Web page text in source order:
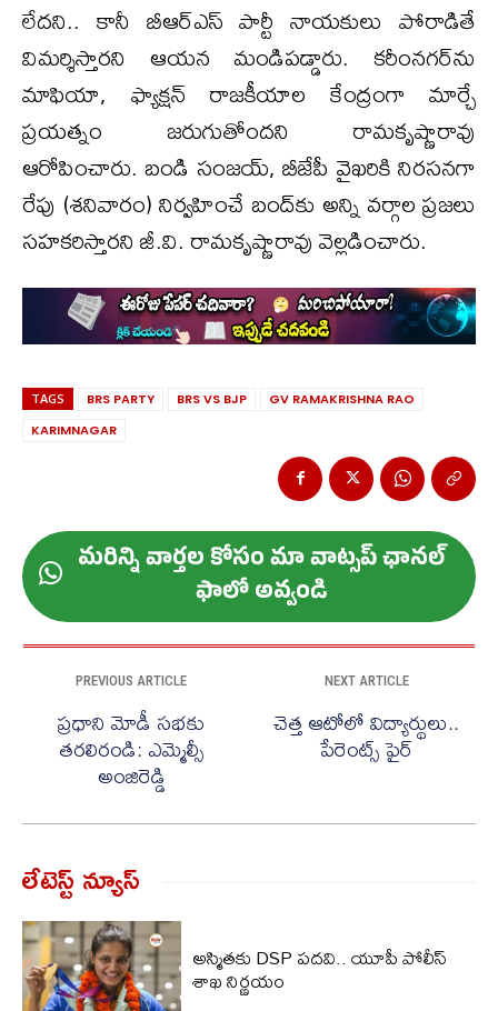
లేదని.. కానీ బీఆర్ఎస్ పార్టీ నాయకులు పోరాడితే
విమర్శిస్తారని ఆయన మండిపడ్డారు. కరీంనగర్‌ను
మాఫియా, ఫ్యాక్షన్ రాజకీయాల కేంద్రంగా మార్చే
ప్రయత్నం జరుగుతోందని రామకృష్ణారావు
ఆరోపించారు. బండి సంజయ్, బీజేపీ వైఖరికి నిరసనగా
రేపు (శనివారం) నిర్వహించే బంద్‌కు అన్ని వర్గాల ప్రజలు
సహకరిస్తారని జీ.వి. రామకృష్ణారావు వెల్లడించారు.
TAGS BRS PARTY BRS VS BJP
GV RAMAKRISHNA RAO
KARIMNAGAR
మ‌రిన్ని వార్త‌ల కోసం మా వాట్స‌ప్ ఛాన‌ల్
ఫాలో అవ్వండి
PREVIOUS ARTICLE
ప్రధాని మోడీ సభకు
తరలిరండి: ఎమ్మెల్సీ
అంజిరెడ్డి
NEXT ARTICLE
చెత్త ఆటోలో విద్యార్థులు..
పేరెంట్స్ ఫైర్
లేటెస్ట్ న్యూస్‌
అస్మితకు DSP పదవి.. యూపీ పోలీస్
శాఖ నిర్ణయం